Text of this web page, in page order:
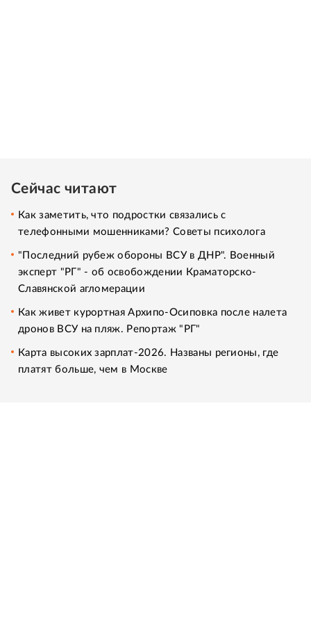
Сейчас читают
Как заметить, что подростки связались с
телефонными мошенниками? Советы психолога
"Последний рубеж обороны ВСУ в ДНР". Военный
эксперт "РГ" - об освобождении Краматорско-
Славянской агломерации
Как живет курортная Архипо-Осиповка после налета
дронов ВСУ на пляж. Репортаж "РГ"
Карта высоких зарплат-2026. Названы регионы, где
платят больше, чем в Москве